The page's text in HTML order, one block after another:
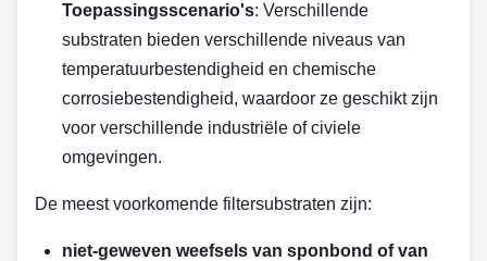
Toepassingsscenario's: Verschillende
substraten bieden verschillende niveaus van
temperatuurbestendigheid en chemische
corrosiebestendigheid, waardoor ze geschikt zijn
voor verschillende industriële of civiele
omgevingen.
De meest voorkomende filtersubstraten zijn:
niet-geweven weefsels van sponbond of van